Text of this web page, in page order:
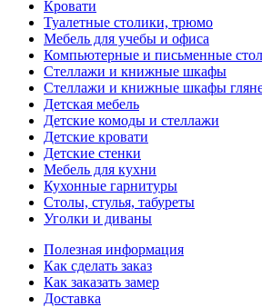
Кровати
Туалетные столики, трюмо
Мебель для учебы и офиса
Компьютерные и письменные
Стеллажи и книжные шкафы
Стеллажи и книжные шкафы
Детская мебель
Детские комоды и стеллажи
Детские кровати
Детские стенки
Мебель для кухни
Кухонные гарнитуры
Столы, стулья, табуреты
Уголки и диваны
Полезная информация
Как сделать заказ
Как заказать замер
Доставка